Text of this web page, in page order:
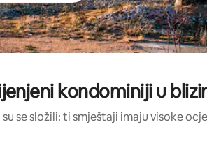
kondominiji u
se složili: ti smještaji imaju visoke